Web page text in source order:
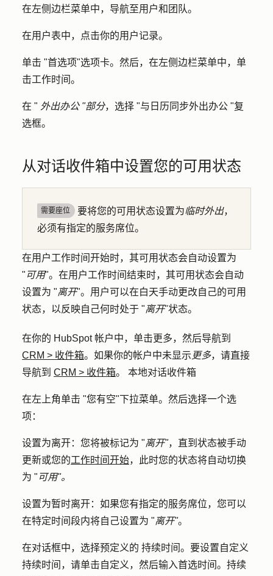
在左侧边栏菜单中，导航至用户和团队。
在用户表中，点击你的用户记录。
单击 "首选项"选项卡。然后，在左侧边栏菜单中，单
击工作时间。
在 " 外出办公 "部分，选择 "与日历同步外出办公 "复
选框。
从对话收件箱中设置您的可用状态
需要座位 要将您的可用状态设置为临时外出，
必须有指定的服务席位。
在用户工作时间开始时，其可用状态会自动设置为
" 可用"。在用户工作时间结束时，其可用状态会自动
设置为 "离开"。用户可以在白天手动更改自己的可用
状态，以反映自己何时处于 "离开"状态。
在你的 HubSpot 帐户中，单击更多，然后导航到
CRM > 收件箱。如果你的帐户中未显示 更多，请直接
导航到 CRM > 收件箱。 本地对话收件箱
在左上角单击 "您有空"下拉菜单。然后选择一个选
项：
设置为离开：您将被标记为 "离开"，直到状态被手动
更新或您的工作时间开始，此时您的状态将自动切换
为 " 可用"。
设置为暂时离开：如果您有指定的服务席位，您可以
在特定时间段内将自己设置为 "离开"。
在对话框中，选择预定义的 持续时间。 要设置自定义
持续时间，请单击自定义 ，然后输入首选时间。持续